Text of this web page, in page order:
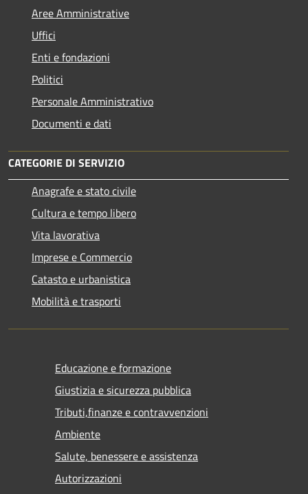
Aree Amministrative
Uffici
Enti e fondazioni
Politici
Personale Amministrativo
Documenti e dati
CATEGORIE DI SERVIZIO
Anagrafe e stato civile
Cultura e tempo libero
Vita lavorativa
Imprese e Commercio
Catasto e urbanistica
Mobilità e trasporti
Educazione e formazione
Giustizia e sicurezza pubblica
Tributi,finanze e contravvenzioni
Ambiente
Salute, benessere e assistenza
Autorizzazioni